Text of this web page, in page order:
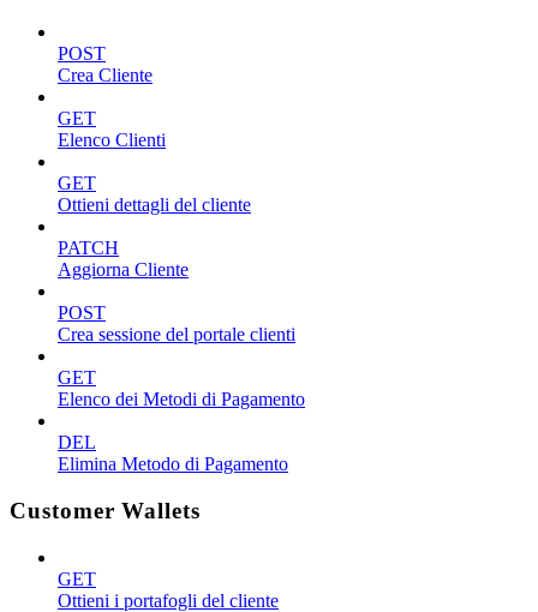
POST
Crea Cliente
GET
Elenco Clienti
GET
Ottieni dettagli del cliente
PATCH
Aggiorna Cliente
POST
Crea sessione del portale clienti
GET
Elenco dei Metodi di Pagamento
DEL
Elimina Metodo di Pagamento
Customer Wallets
GET
Ottieni i portafogli del cliente